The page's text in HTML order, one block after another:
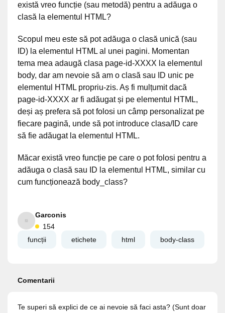
există vreo funcție (sau metodă) pentru a adăuga o
clasă la elementul HTML?
Scopul meu este să pot adăuga o clasă unică (sau
ID) la elementul HTML al unei pagini. Momentan
tema mea adaugă clasa page-id-XXXX la elementul
body, dar am nevoie să am o clasă sau ID unic pe
elementul HTML propriu-zis. Aș fi mulțumit dacă
page-id-XXXX ar fi adăugat și pe elementul HTML,
deși aș prefera să pot folosi un câmp personalizat pe
fiecare pagină, unde să pot introduce clasa/ID care
să fie adăugat la elementul HTML.
Măcar există vreo funcție pe care o pot folosi pentru a
adăuga o clasă sau ID la elementul HTML, similar cu
cum funcționează body_class?
Garconis
154
funcții
etichete html body-class
Comentarii
Te superi să explici de ce ai nevoie să faci asta? (Sunt doar